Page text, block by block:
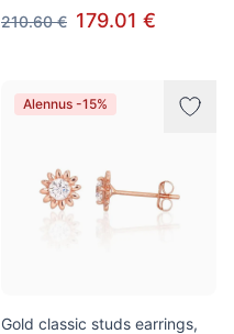
210.60 € 179.01 €
Alennus -15%
Gold classic studs earrings,